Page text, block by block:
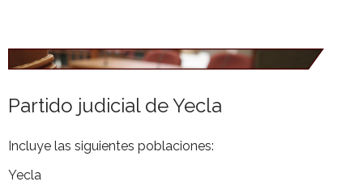
Partido judicial de Yecla
Incluye las siguientes poblaciones:
Yecla